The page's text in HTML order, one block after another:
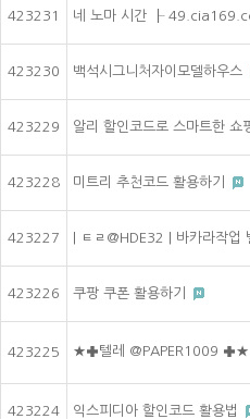
423231 네 노마 시간 ┠
423230 백석시그니처자이모델하우스
423229 알리 할인코드로 스마트한 쇼
423228 미트리 추천코드 활용하기
423227 | ㅌㄹ@HDE32 | 바카라작업
423226 쿠팡 쿠폰 활용하기
423225 ★✚텔레 @PAPER1009 ✚★
423224 익스피디아 할인코드 활용법